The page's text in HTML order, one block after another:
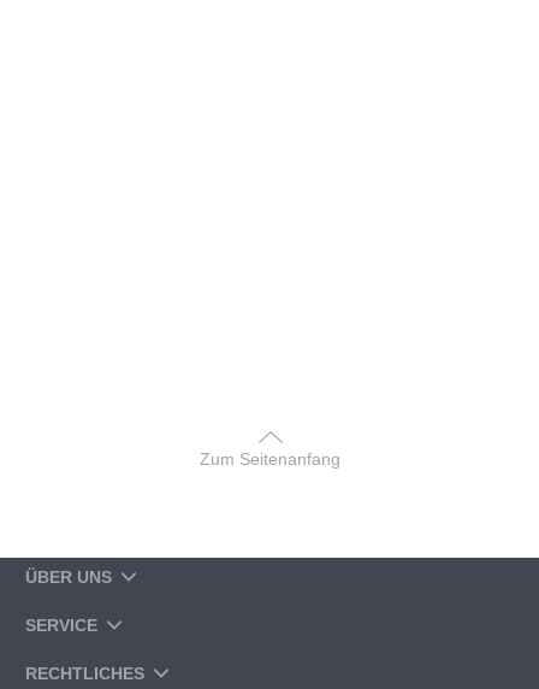
Zum Seitenanfang
ÜBER UNS
SERVICE
RECHTLICHES